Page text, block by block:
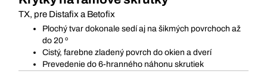
TX, pre Distafix a Betofix
Plochý tvar dokonale sedí aj na šikmých povrchoch až
do 20 º
Cistý, farebne zladený povrch do okien a dverí
Prevedenie do 6-hranného náhonu skrutiek